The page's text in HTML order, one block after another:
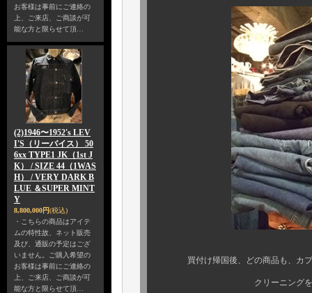
お客様は事前にご連絡の
上、ご来店、ご商談が可
能な方と限らせて頂…
(2)1946〜1952's LEV
I'S（リーバイス） 50
6xx TYPE1 JK（1st J
K） / SIZE 44（1WAS
H） / VERY DARK B
LUE ＆SUPER MINT
Y
8,800,000円(税込)
・こちらの商品はアイテ
ムの特性故、ネット販売
及び、通販の予定はござ
いません。ご購入希望の
お客様は事前にご連絡の
上、ご来店、ご商談が可
能な方と限らせて頂…
買付け帰国後、どの商品も、カプリ
クリーニングを終えた商品